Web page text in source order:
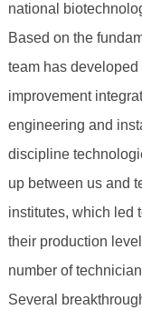
national
Based on the
team has
improvement
engineering and
discipline
up between us and
institutes, which led
their production
number of
Several